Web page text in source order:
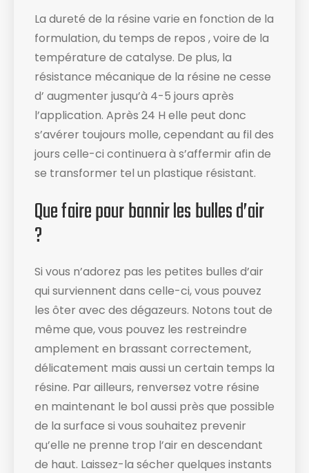
La dureté de la résine varie en fonction de la
formulation, du temps de repos , voire de la
température de catalyse. De plus, la
résistance mécanique de la résine ne cesse
d’ augmenter jusqu’à 4-5 jours après
l’application. Après 24 H elle peut donc
s’avérer toujours molle, cependant au fil des
jours celle-ci continuera à s’affermir afin de
se transformer tel un plastique résistant.
Que faire pour bannir les bulles d’air
?
Si vous n’adorez pas les petites bulles d’air
qui surviennent dans celle-ci, vous pouvez
les ôter avec des dégazeurs. Notons tout de
même que, vous pouvez les restreindre
amplement en brassant correctement,
délicatement mais aussi un certain temps la
résine. Par ailleurs, renversez votre résine
en maintenant le bol aussi près que possible
de la surface si vous souhaitez prevenir
qu’elle ne prenne trop l’air en descendant
de haut. Laissez-la sécher quelques instants